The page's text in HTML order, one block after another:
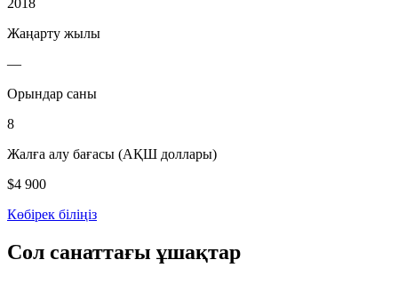
Жаңарту жылы
—
Орындар саны
8
Жалға алу бағасы (АҚШ доллары)
$4 900
Көбірек біліңіз
Сол санаттағы ұшақтар